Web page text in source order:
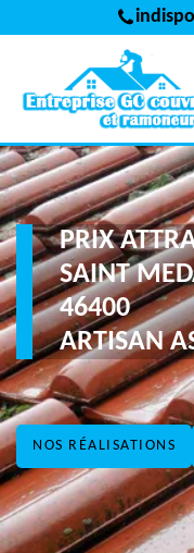
NOS RÉALISATIONS
PRIX
SAINT
46400
ARTISAN